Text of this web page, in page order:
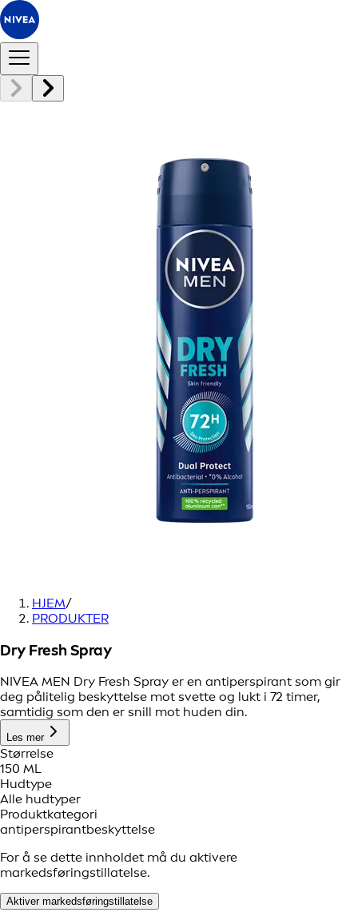
HJEM/
PRODUKTER
Dry Fresh Spray
NIVEA MEN Dry Fresh Spray er en antiperspirant som gir
deg pålitelig beskyttelse mot svette og lukt i 72 timer,
samtidig som den er snill mot huden din.
Les mer
Størrelse
150 ML
Hudtype
Alle hudtyper
Produktkategori
antiperspirantbeskyttelse
For å se dette innholdet må du aktivere
markedsføringstillatelse.
Aktiver markedsføringstillatelse